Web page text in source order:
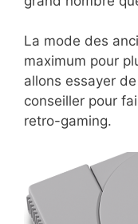
La mode des
maximum pour
allons essayer
conseiller pour
retro-gaming.